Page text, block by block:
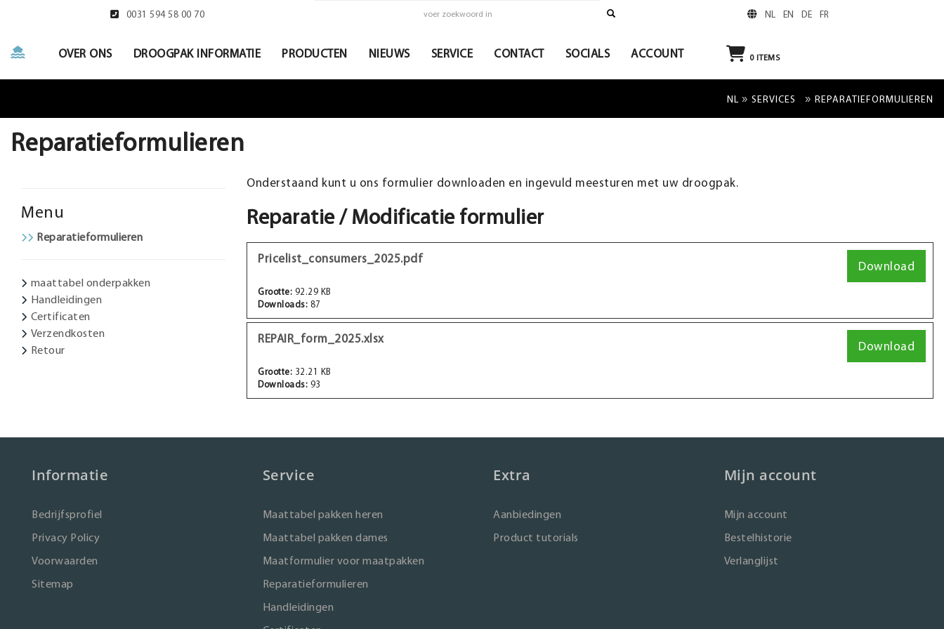
0031 594 58 00 70 NL EN DE FR
OVER ONS DROOGPAK INFORMATIE PRODUCTEN NIEUWS SERVICE CONTACT SOCIALS ACCOUNT 0ITEMS
NL » SERVICES » REPARATIEFORMULIEREN
Reparatieformulieren
Menu
Reparatieformulieren
maattabel onderpakken
Handleidingen
Certificaten
Verzendkosten
Retour
Onderstaand kunt u ons formulier downloaden en ingevuld meesturen met uw droogpak.
Reparatie / Modificatie formulier
Pricelist_consumers_2025.pdf
Download
Grootte: 92.29 KB
Downloads: 87
REPAIR_form_2025.xlsx
Download
Grootte: 32.21 KB
Downloads: 93
Informatie
Bedrijfsprofiel
Privacy Policy
Voorwaarden
Sitemap
Service
Maattabel pakken heren
Maattabel pakken dames
Maatformulier voor maatpakken
Reparatieformulieren
Handleidingen
Extra
Aanbiedingen
Product tutorials
Mijn account
Mijn account
Bestelhistorie
Verlanglijst